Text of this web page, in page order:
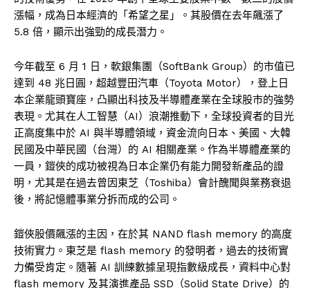
漲幅，成為日本經濟的「希望之星」。其股價在去年飆漲了
5.8 倍，顯示出強勁的成長潛力。
今年截至 6 月 1 日，軟銀集團（SoftBank Group）的市值已
達到 48 兆日圓，超越豐田汽車（Toyota Motor），登上日
本企業龍頭寶座，凸顯出科技及半導體產業在全球股市的強勢
表現。尤其在人工智慧（AI）浪潮推動下，全球投資者的目光
正高度集中於 AI 與半導體領域，資金流向日本、美國、大韓
民國及中華民國（台灣）的 AI 相關產業。作為半導體產業的
一員，鎧俠的成功被視為日本企業仍有能力開發新產品的證
明，尤其是在過去曾因東芝（Toshiba）會計醜聞與業務衰退
後，將記憶體事業分拆而成的公司。
鎧俠股價飆漲的主因，在於其 NAND flash memory 的高度
技術實力。東芝是 flash memory 的發明者，過去的技術實
力備受肯定。隨著 AI 訓練數據呈現指數級成長，資料中心對
flash memory 及其演進產品 SSD（Solid State Drive）的